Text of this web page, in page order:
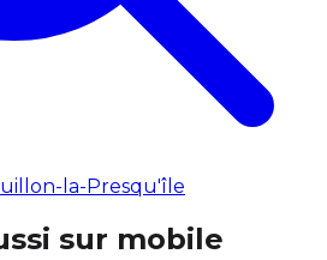
la-Presqu'île
sur mobile